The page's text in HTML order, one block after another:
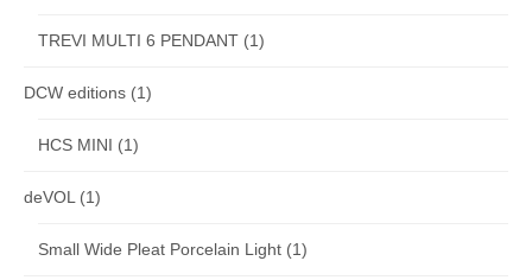
TREVI MULTI 6 PENDANT (1)
DCW editions (1)
HCS MINI (1)
deVOL(1)
Small Wide Pleat Porcelain Light (1)